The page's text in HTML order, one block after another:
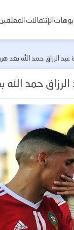
الإنتقالات
الرزاق حمد الله بعد
حمد